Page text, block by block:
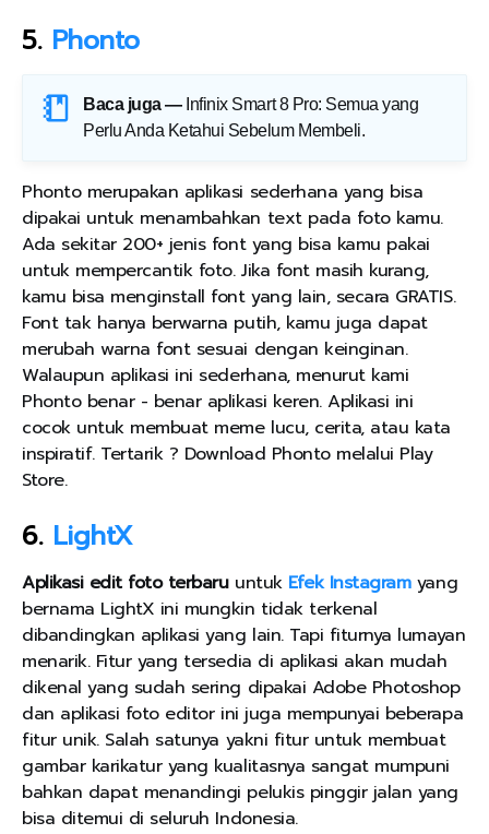
5. Phonto
Baca juga — Infinix Smart 8 Pro: Semua yang
Perlu Anda Ketahui Sebelum Membeli.
Phonto merupakan aplikasi sederhana yang bisa
dipakai untuk menambahkan text pada foto kamu.
Ada sekitar 200+ jenis font yang bisa kamu pakai
untuk mempercantik foto. Jika font masih kurang,
kamu bisa menginstall font yang lain, secara GRATIS.
Font tak hanya berwarna putih, kamu juga dapat
merubah warna font sesuai dengan keinginan.
Walaupun aplikasi ini sederhana, menurut kami
Phonto benar - benar aplikasi keren. Aplikasi ini
cocok untuk membuat meme lucu, cerita, atau kata
inspiratif. Tertarik ? Download Phonto melalui Play
Store.
6. LightX
Aplikasi edit foto terbaru untuk Efek Instagramyang
bernama LightX ini mungkin tidak terkenal
dibandingkan aplikasi yang lain. Tapi fiturnya lumayan
menarik. Fitur yang tersedia di aplikasi akan mudah
dikenal yang sudah sering dipakai Adobe Photoshop
dan aplikasi foto editor ini juga mempunyai beberapa
fitur unik. Salah satunya yakni fitur untuk membuat
gambar karikatur yang kualitasnya sangat mumpuni
bahkan dapat menandingi pelukis pinggir jalan yang
bisa ditemui di seluruh Indonesia.